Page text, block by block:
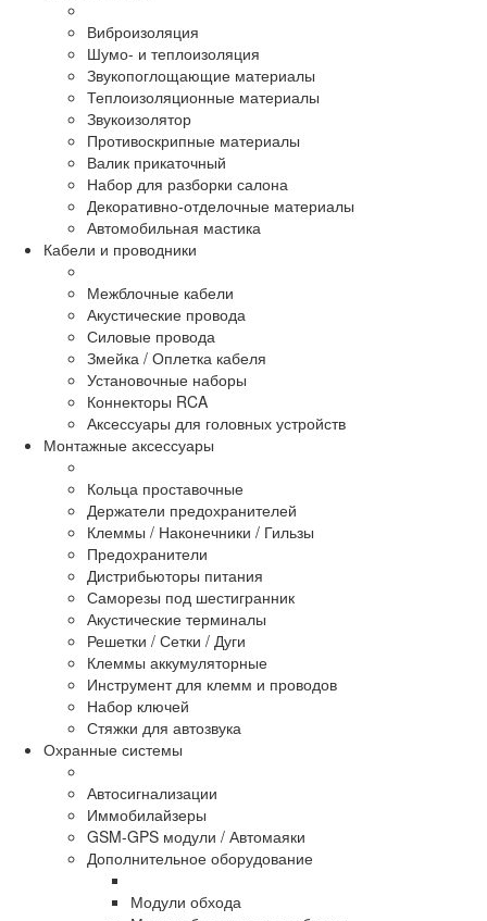
Виброизоляция
Шумо- и теплоизоляция
Звукопоглощающие материалы
Теплоизоляционные материалы
Звукоизолятор
Противоскрипные материалы
Валик прикаточный
Набор для разборки салона
Декоративно-отделочные материалы
Автомобильная мастика
Кабели и проводники
Межблочные кабели
Акустические провода
Силовые провода
Змейка / Оплетка кабеля
Установочные наборы
Коннекторы RCA
Аксессуары для головных устройств
Монтажные аксессуары
Кольца проставочные
Держатели предохранителей
Клеммы / Наконечники / Гильзы
Предохранители
Дистрибьюторы питания
Саморезы под шестигранник
Акустические терминалы
Решетки / Сетки / Дуги
Клеммы аккумуляторные
Инструмент для клемм и проводов
Набор ключей
Стяжки для автозвука
Охранные системы
Автосигнализации
Иммобилайзеры
GSM-GPS модули / Автомаяки
Дополнительное оборудование
Модули обхода